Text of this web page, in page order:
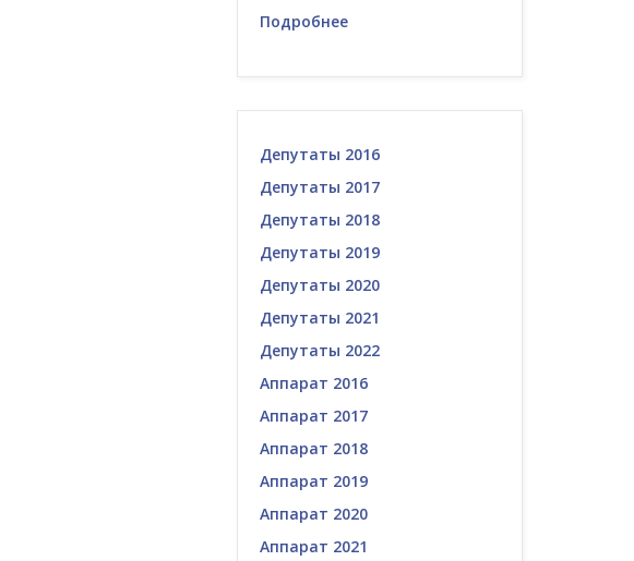
Подробнее
Депутаты 2016
Депутаты 2017
Депутаты 2018
Депутаты 2019
Депутаты 2020
Депутаты 2021
Депутаты 2022
Аппарат 2016
Аппарат 2017
Аппарат 2018
Аппарат 2019
Аппарат 2020
Аппарат 2021